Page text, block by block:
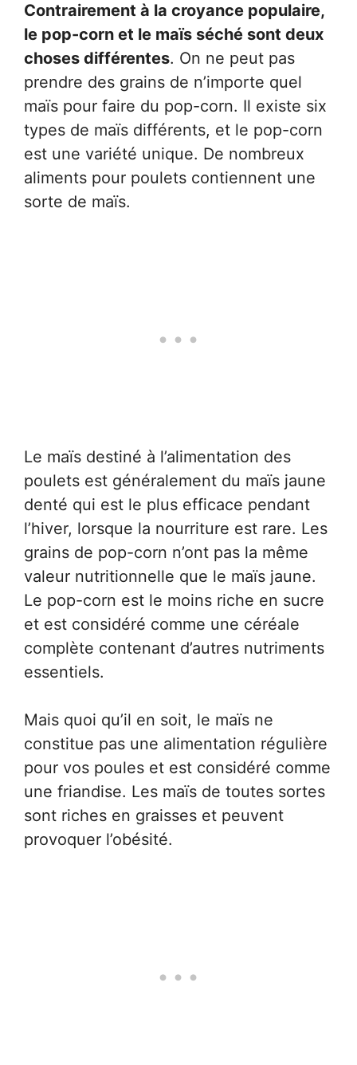
Contrairement à la croyance populaire,
le pop-corn et le maïs séché sont deux
choses différentes. On ne peut pas
prendre des grains de n’importe quel
maïs pour faire du pop-corn. Il existe six
types de maïs différents, et le pop-corn
est une variété unique. De nombreux
aliments pour poulets contiennent une
sorte de maïs.
Le maïs destiné à l’alimentation des
poulets est généralement du maïs jaune
denté qui est le plus efficace pendant
l’hiver, lorsque la nourriture est rare. Les
grains de pop-corn n’ont pas la même
valeur nutritionnelle que le maïs jaune.
Le pop-corn est le moins riche en sucre
et est considéré comme une céréale
complète contenant d’autres nutriments
essentiels.
Mais quoi qu’il en soit, le maïs ne
constitue pas une alimentation régulière
pour vos poules et est considéré comme
une friandise. Les maïs de toutes sortes
sont riches en graisses et peuvent
provoquer l’obésité.